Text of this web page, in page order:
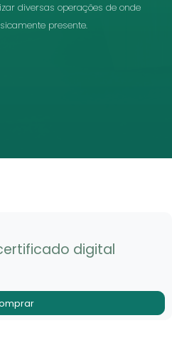
diversas operações de onde
presente.
digital